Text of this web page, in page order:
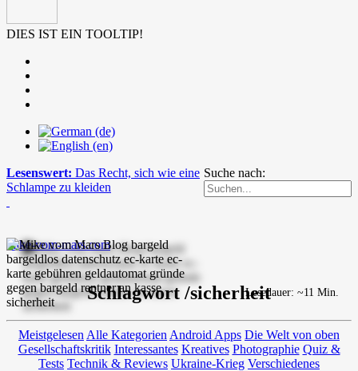
DIES IST EIN TOOLTIP!
Suche nach:
Lesenswert: Das Recht, sich wie eine
Schlampe zu kleiden
mike-vom-mars.com
Schlagwort /sicherheit
Meistgelesen Alle Kategorien Android Apps Die Welt von oben
Gesellschaftskritik Interessantes Kreatives Photographie Quiz &
Tests Technik & Reviews Ukraine-Krieg Verschiedenes
Lesedauer: ~11 Min.